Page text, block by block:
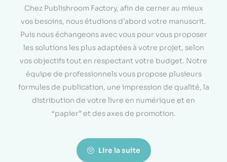
Chez Publishroom Factory, afin de cerner au mieux
vos besoins, nous étudions d’abord votre manuscrit.
Puis nous échangeons avec vous pour vous proposer
les solutions les plus adaptées à votre projet, selon
vos objectifs tout en respectant votre budget. Notre
équipe de professionnels vous propose plusieurs
formules de publication, une impression de qualité, la
distribution de votre livre en numérique et en
“papier” et des axes de promotion.
Lire la suite